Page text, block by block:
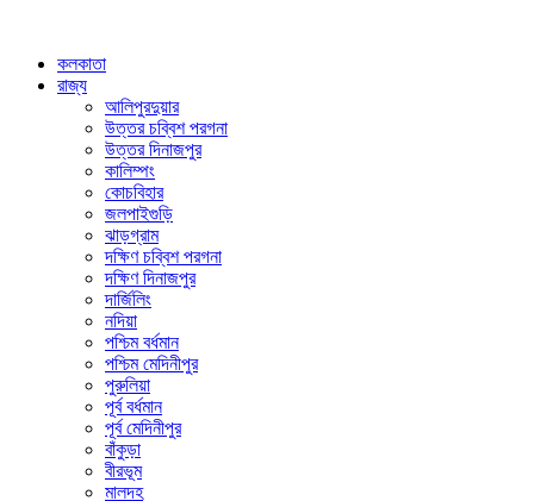
কলকাতা
রাজ্য
আলিপুরদুয়ার
উত্তর চব্বিশ পরগনা
উত্তর দিনাজপুর
কালিম্পং
কোচবিহার
জলপাইগুড়ি
ঝাড়গ্রাম
দক্ষিণ চব্বিশ পরগনা
দক্ষিণ দিনাজপুর
দার্জিলিং
নদিয়া
পশ্চিম বর্ধমান
পশ্চিম মেদিনীপুর
পুরুলিয়া
পূর্ব বর্ধমান
পূর্ব মেদিনীপুর
বাঁকুড়া
বীরভূম
মালদহ